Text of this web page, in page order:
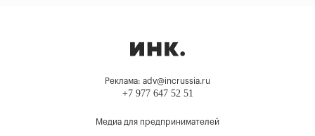
Реклама: adv@incrussia.ru
+7 977 647 52 51
Медиа для предпринимателей